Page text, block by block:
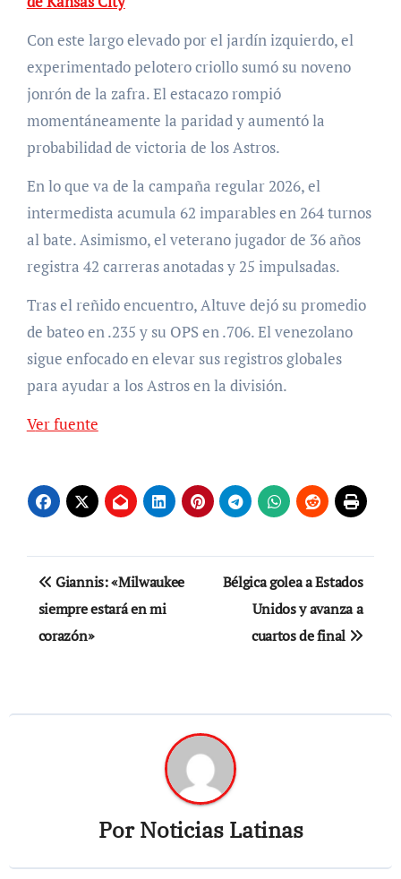
Con este largo elevado por el jardín izquierdo, el
experimentado pelotero criollo sumó su noveno
jonrón de la zafra. El estacazo rompió
momentáneamente la paridad y aumentó la
probabilidad de victoria de los Astros.
En lo que va de la campaña regular 2026, el
intermedista acumula 62 imparables en 264 turnos
al bate. Asimismo, el veterano jugador de 36 años
registra 42 carreras anotadas y 25 impulsadas.
Tras el reñido encuentro, Altuve dejó su promedio
de bateo en .235 y su OPS en .706. El venezolano
sigue enfocado en elevar sus registros globales
para ayudar a los Astros en la división.
Ver fuente
Navegación
de
entradas
Giannis: «Milwaukee
siempre estará en mi
corazón»
Bélgica golea a Estados
Unidos y avanza a
cuartos de final
PorNoticias Latinas